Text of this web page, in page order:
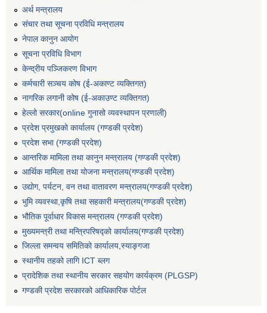
अर्थ मन्त्रालय
संचार तथा सूचना प्रविधि मन्त्रालय
नेपाल कानुन आयोग
सूचना प्रविधि विभाग
केन्द्रीय पञ्जिकरण विभाग
कर्मचारी सञ्‍चय कोष (ई‍-अकाण्ट व्यक्तिगत)
नागरिक लगानी कोष (ई-अकाउण्ट व्यक्तिगत)
हेल्लो सरकार(online गुनासो व्यवस्थापन प्रणाली)
प्रदेश प्रमुखको कार्यालय (गण्डकी प्रदेश)
प्रदेश सभा (गण्डकी प्रदेश)
आन्तरिक मामिला तथा कानुन मन्त्रालय (गण्डकी प्रदेश)
आर्थिक मामिला तथा योजना मन्त्रालय(गण्डकी प्रदेश)
उद्योग, पर्यटन, वन तथा वातावरण मन्त्रालय(गण्डकी प्रदेश)
भुमि व्यवस्था,कृषि तथा सहकारी मन्त्रालय(गण्डकी प्रदेश)
भौतिक पूर्वाधार विकास मन्त्रालय (गण्डकी प्रदेश)
मुख्यमन्त्री तथा मन्त्रिपरिषद्को कार्यालय(गण्डकी प्रदेश)
जिल्ला समन्वय समितिको कार्यालय,स्याङ्गजा
स्थानीय तहको लागि ICT ब्लग
प्रादेशिक तथा स्थानीय सरकार सहयोग कार्यक्रम (PLGSP)
गण्डकी प्रदेश सरकारको आधिकारिक पोर्टल